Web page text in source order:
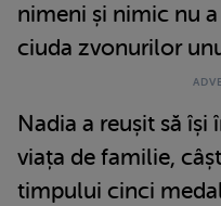
nimeni și nimic nu
ciuda zvonurilor
Nadia a reușit să
viața de familie,
timpului cinci